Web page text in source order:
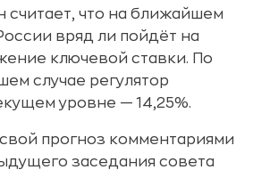
что на ближайшем
вряд ли пойдёт на
ключевой ставки. По
случае регулятор
уровне — 14,25%.
прогноз комментариями
заседания совета